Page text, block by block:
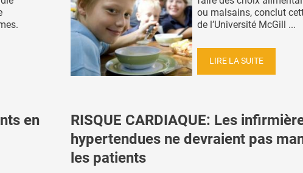
ou malsains, conclut
de l’Université McGill ...
LIRE LA SUITE
en
RISQUE CARDIAQUE: Les
hypertendues ne devraient pas
les patients